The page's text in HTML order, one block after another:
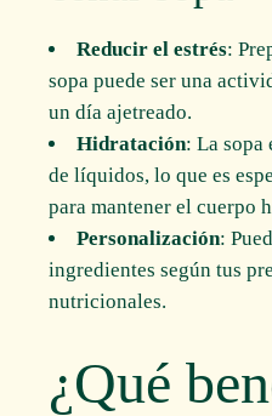
Reducir el estrés:
sopa puede ser una
un día ajetreado.
Hidratación: La sopa
de líquidos, lo que es
para mantener el cuerpo
Personalización:
ingredientes según tus
nutricionales.
¿Qué